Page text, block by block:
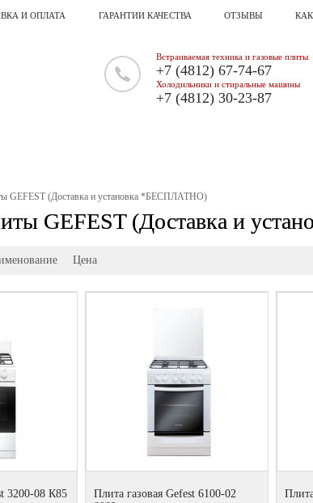
Встраиваемая техника и газовые плиты
+7 (4812) 67-74-67
Холодильники и стиральные машины
+7 (4812) 30-23-87
И ОПЛАТА ГАРАНТИИ КАЧЕСТВА ОТЗЫВЫ
GEFEST (Доставка и установка *БЕСПЛАТНО)
GEFEST (Доставка и
Цена
3200-08 К85
Плита газовая Gefest 6100-02